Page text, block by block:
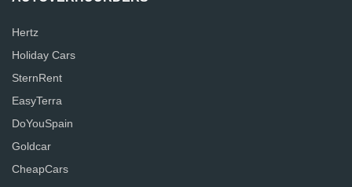
Hertz
Holiday Cars
SternRent
EasyTerra
DoYouSpain
Goldcar
CheapCars